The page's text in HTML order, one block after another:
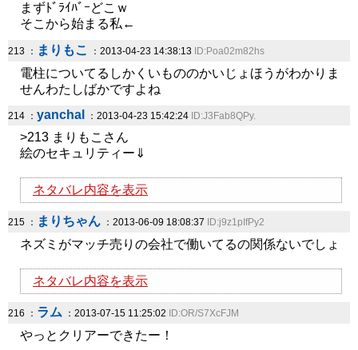
まずﾄﾞﾗｲﾊﾞｰどこｗ
そこから始まる私←
213 ： まりもこ ：2013-04-23 14:38:13 ID:Poa02m82hs
電柱についてるしかくいもののかいじょほうがわかりま
せんわたしばかですよね
214 ： yanchal ：2013-04-23 15:42:24 ID:J3Fab8QPy.
>213 まりもこさん
絵のセキュリティー⇓
ネタバレ内容を表示
215 ： まりちゃん ：2013-06-09 18:08:37 ID:j9z1pIfPy2
ネズミがマッチ売りの会社で働いてるの関係ないでしょ
ネタバレ内容を表示
216 ： ラム ：2013-07-15 11:25:02 ID:OR/S7XcFJM
やっとクリアーできたー！